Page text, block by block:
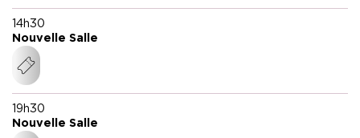
14h30
Nouvelle Salle
19h30
Nouvelle Salle